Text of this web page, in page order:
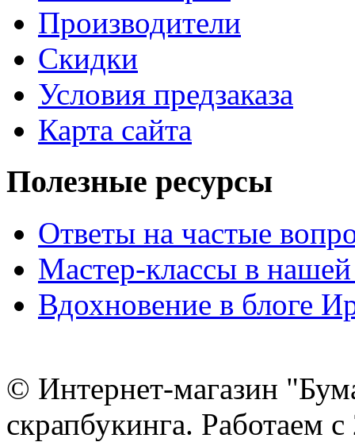
Производители
Скидки
Условия предзаказа
Карта сайта
Полезные ресурсы
Ответы на частые
Мастер-классы в нашей
Вдохновение в блоге
© Интернет-магазин
скрапбукинга. Работаем с